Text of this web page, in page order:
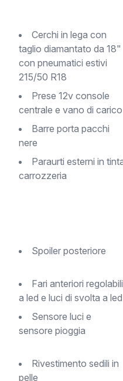
Cerchi in lega con
taglio diamantato da 18"
con pneumatici estivi
215/50 R18
Prese 12v console
centrale e vano di carico
Barre porta pacchi
nere
Paraurti esterni in tinta
carrozzeria
Spoiler posteriore
Fari anteriori regolabili
a led e luci di svolta a led
Sensore luci e
sensore pioggia
Rivestimento sedili in
pelle